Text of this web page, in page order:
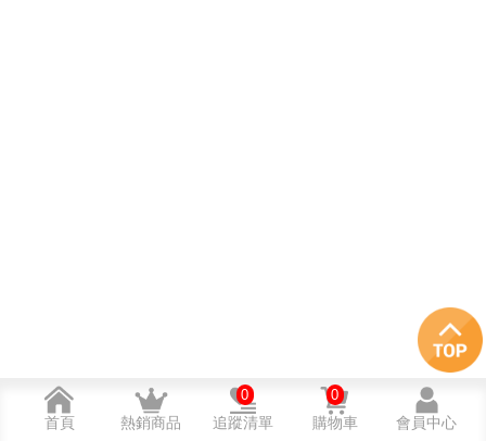
首頁 熱銷商品 追蹤清單
0
購物車
0
會員中心